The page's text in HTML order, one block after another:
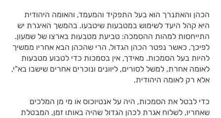
הכהן והאתנרך הוא בעל התפקיד והמעמד, והאומה היהודית
היא קהל היעד לשימוש במטבעות שיטבעו. בהמשך האיגרת יש
התייחסות למהות ההסמכה: טביעת מטבעות בארצו של שמעון.
לפיכך, כאשר נפטר הכהן הגדול, הרי שהכהן הבא אחריו ממשיך
להיות בעל הסמכות. מאידך, אין בסמכות כדי לטבוע מטבעות
לאומה אחרת, למשל לסורים, ליוונים ונוכרים אחרים שישבו בא"י,
אלא רק לאומה היהודית.
כדי לבטל את הסמכות, היה על אנטיוכוס או מי מן המלכים
שאחריו, לשלוח אגרת לכהן הגדול שהיה באותו זמן, המבטלת